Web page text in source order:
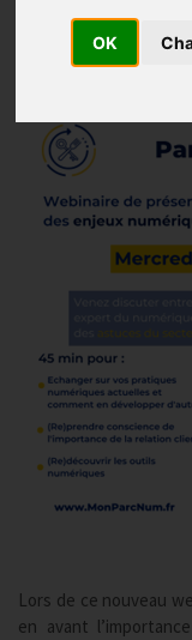
OK
A vos agendas !
Lors de ce nouveau
en avant